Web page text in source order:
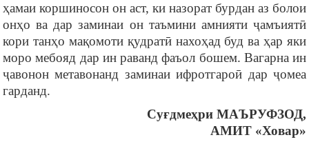
ҳамаи коршиносон он аст, ки назорат бурдан аз болои
онҳо ва дар заминаи он таъмини амнияти ҷамъиятӣ
кори танҳо мақомоти қудратӣ нахоҳад буд ва ҳар яки
моро мебояд дар ин раванд фаъол бошем. Вагарна ин
ҷавонон метавонанд заминаи ифротгароӣ дар ҷомеа
гарданд.
Суғдмеҳри МАЪРУФЗОД,
АМИТ «Ховар»